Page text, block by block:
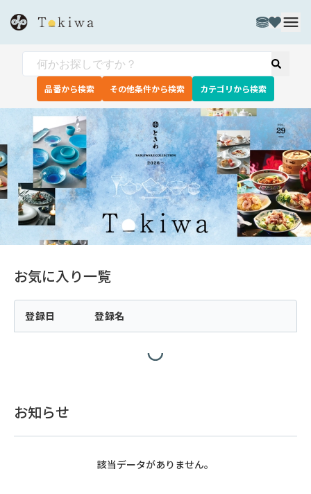
品番から検索 その他条件から検索 カテゴリから検索
お気に入り一覧
登録日 登録名
お知らせ
該当データがありません。